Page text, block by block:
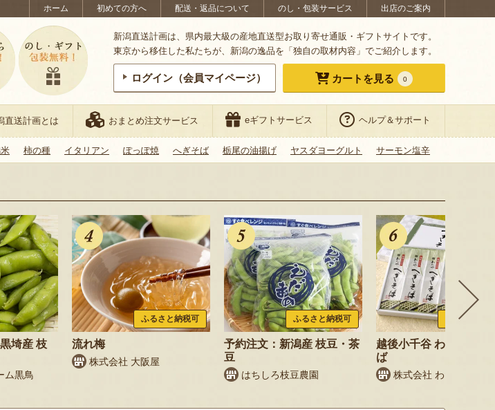
ホーム 初めての方へ 配送・返品について のし・包装サービス 出店のご案内
新潟直送計画は、県内最大級の産地直送型お取り寄せ通販・ギフトサイトです。
東京から移住した私たちが、新潟の逸品を「独自の取材内容」でご紹介します。
ログイン（会員マイページ） カートを見る 0
直送計画とは おまとめ注文サービス eギフトサービス ヘルプ＆サポート
柿の種 イタリアン ぽっぽ焼 へぎそば 栃尾の油揚げ ヤスダヨーグルト サーモン塩辛
埼産 枝
ム黒鳥
ふるさと納税可
流れ梅
株式会社 大阪屋
ふるさと納税可
予約注文：新潟産 枝豆・茶
豆
はちしろ枝豆農園
ふるさと納
越後小千谷 わたやのへ
ば
株式会社 わたや